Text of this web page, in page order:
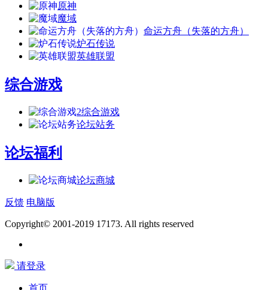
原神
魔域
命运方舟（失落的方舟）
炉石传说
英雄联盟
综合游戏
2综合游戏
论坛站务
论坛福利
论坛商城
反馈 电脑版
Copyright© 2001-2019 17173. All rights reserved
请登录
首页